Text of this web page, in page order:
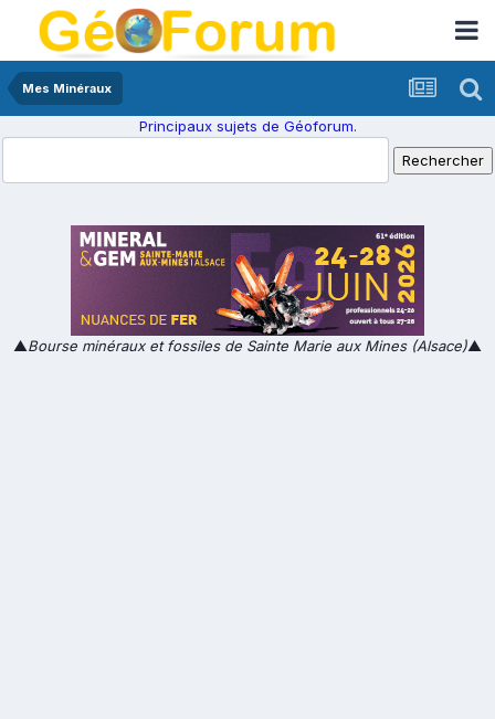
Mes Minéraux
Principaux sujets de Géoforum.
▲Bourse minéraux et fossiles de Sainte Marie aux Mines (Alsace)▲